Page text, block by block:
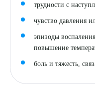
трудности с
чувство давления
эпизоды
повышение
боль и тяжесть,